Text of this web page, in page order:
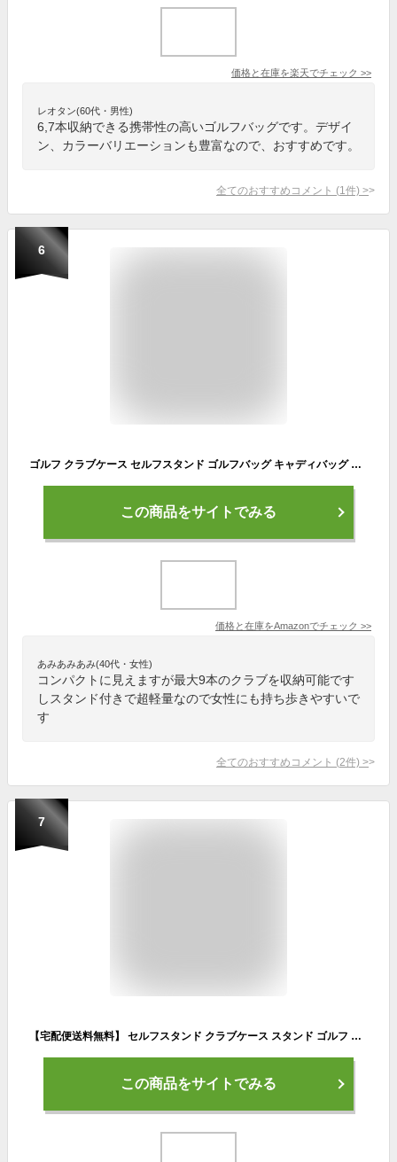
価格と在庫を楽天でチェック >>
レオタン(60代・男性)
6,7本収納できる携帯性の高いゴルフバッグです。デザイ
ン、カラーバリエーションも豊富なので、おすすめです。
全てのおすすめコメント (1 件) >
6
ゴルフ クラブケース セルフスタンド ゴルフバッグ キャディバッグ 全6色 最大9本収納可 防水加工 大型ポケット付き PU革 練習用 オシャレ 超軽量 低重心 安定感 GOLF シリーズ メンズ レディース
この商品をサイトでみる
価格と在庫をAmazonでチェック >>
あみあみあみ(40代・女性)
コンパクトに見えますが最大9本のクラブを収納可能です
しスタンド付きで超軽量なので女性にも持ち歩きやすいで
す
全てのおすすめコメント (2件) >
7
【宅配便送料無料】 セルフスタンド クラブケース スタンド ゴルフ クラブケース 練習用 フードカバー 大容量ポケット メンズ レディース クラブバッグ スタンドバッグ ゴルフバッグ ゴルフケース セルフスタンドバッグ キャディバッグ セルフスタンド式クラブケース 宅F
この商品をサイトでみる